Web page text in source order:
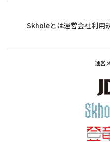
Skholeとは運営会社利用
運営